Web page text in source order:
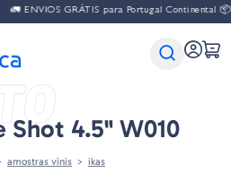
🚛 ENVIOS GRÁTIS para Portugal Continental 📦
Shot 4.5" W010
amostras vinis ikas